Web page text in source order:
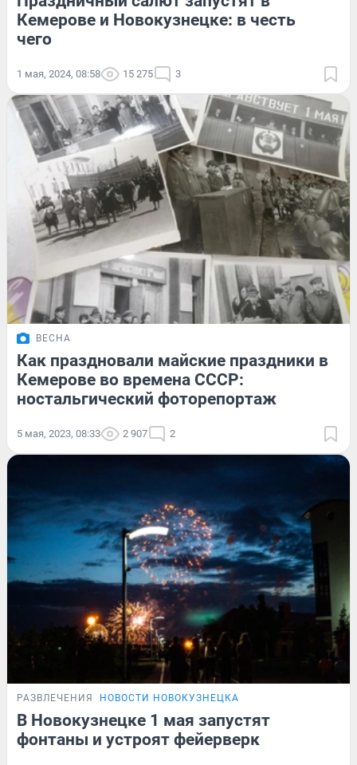
Кемерове и Новокузнецке: в честь
чего
1 мая, 2024, 08:58 15 275 3
ВЕСНА
Как праздновали майские праздники в
Кемерове во времена СССР:
ностальгический фоторепортаж
5 мая, 2023, 08:33 2 907 2
РАЗВЛЕЧЕНИЯ НОВОСТИ НОВОКУЗНЕЦКА
В Новокузнецке 1 мая запустят
фонтаны и устроят фейерверк